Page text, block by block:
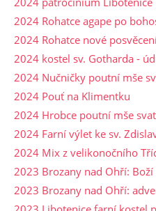
2024 Rohatce agape po
2024 Rohatce nové
2024 kostel sv. Gotharda -
2024 Nučničky poutní mše
2024 Pouť na Klimentku
2024 Hrobce poutní mše
2024 Farní výlet ke sv.
2024 Mix z velikonočního
2023 Brozany nad Ohří:
2023 Brozany nad Ohří: